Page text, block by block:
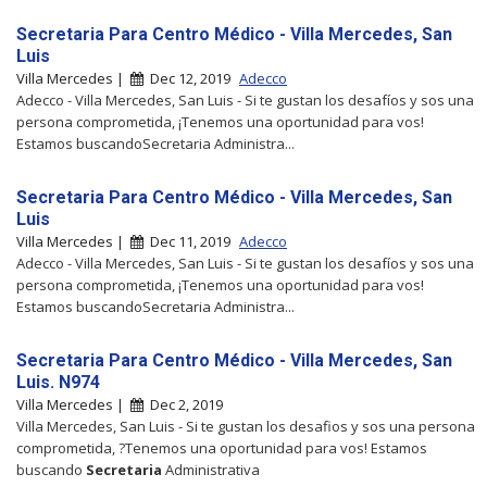
Secretaria Para Centro Médico - Villa Mercedes, San
Luis
Villa Mercedes | Dec 12, 2019 Adecco
Adecco - Villa Mercedes, San Luis - Si te gustan los desafíos y sos una
persona comprometida, ¡Tenemos una oportunidad para vos!
Estamos buscandoSecretaria Administra...
Secretaria Para Centro Médico - Villa Mercedes, San
Luis
Villa Mercedes | Dec 11, 2019 Adecco
Adecco - Villa Mercedes, San Luis - Si te gustan los desafíos y sos una
persona comprometida, ¡Tenemos una oportunidad para vos!
Estamos buscandoSecretaria Administra...
Secretaria Para Centro Médico - Villa Mercedes, San
Luis. N974
Villa Mercedes |
Dec 2, 2019
Villa Mercedes, San Luis - Si te gustan los desafios y sos una persona
comprometida, ?Tenemos una oportunidad para vos! Estamos
buscando Secretaria Administrativa